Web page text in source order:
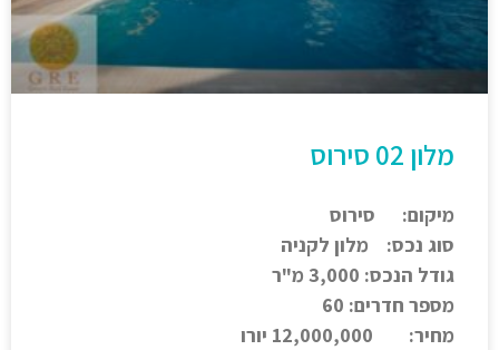
מלון 02 סירוס
מיקום: סירוס
סוג נכס: מלון לקניה
גודל הנכס: 3,000 מ"ר
מספר חדרים: 60
מחיר: 12,000,000 יורו